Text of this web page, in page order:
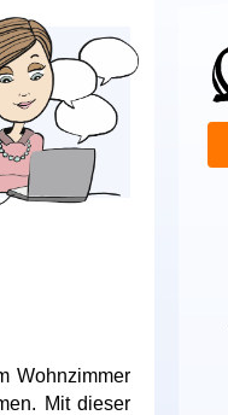
Wohnzimmer
Mit dieser